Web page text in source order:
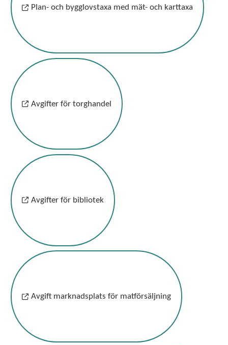
Plan- och bygglovstaxa med mät- och karttaxa
Avgifter för torghandel
Avgifter för bibliotek
Avgift marknadsplats för matförsäljning